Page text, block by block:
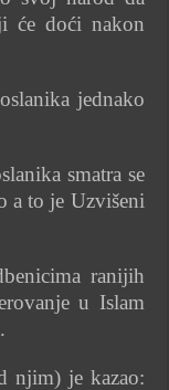
će doći nakon
jednako
smatra se
a to je Uzvišeni
ranijih
u Islam
je kazao: